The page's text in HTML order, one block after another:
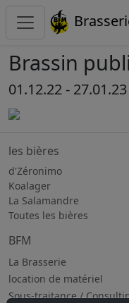
Brassin
01.12.22 - 27.01.23
les bières
d'Zéronimo
Koalager
La Salamandre
Toutes les bières
BFM
La Brasserie
location de matériel
Sous-traitance /